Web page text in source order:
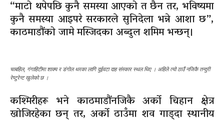
“माटो थपेपछि कुनै समस्या आएको त छैन तर, भविष्यमा
कुनै समस्या आइपरे सरकारले सुनिदेला भन्ने आशा छ”,
काठमाडौंको जामे मस्जिदका अब्दुल शमिम भन्छन्।
चाबहिल, गंगाहिटीमा शाक्य र डंगोल थरका लागि दुईवटा दाह संस्कार स्थल थिए । अहिले त्यो ठाउँ नजिकै तन्दुरी
रेष्टुरेन्ट खुलेको छ ।
कश्मिरीहरू भने काठमाडौंनजिकै अर्को चिहान क्षेत्र
खोजिरहेका छन् तर, अर्को ठाउँमा शव गाड्दा स्थानीय